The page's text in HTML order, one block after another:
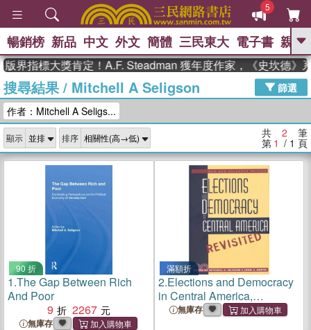
5
GO
熱搜： 東野圭吾 高希均教授回憶錄
、 The Odyssey 、 父親節 、 如果歷
獎 臺灣漫遊錄 、 方念華 、 台灣的李
登輝時代
數學女孩：黎曼猜想 、
偉大的迷走神經
暢銷榜 新品 中文 外文 簡體 三民東大 電子書 親子
界指標大獎肯定！A.F. Steadman 獲年度作家，《史坎德》
搜尋結果/ Mitchell A Seligson
篩選
作者：Mitchell A Seligs...
顯示 排序 共 2 筆
第 1 / 1 頁
90 折
1.The Gap Between Rich
And Poor
9
2267
無庫存
滿額折
2.Elections and Democracy
in Central America,
Revisited
無庫存